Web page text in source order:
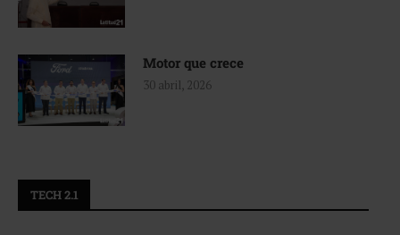
Motor que crece
30 abril, 2026
TECH 2.1